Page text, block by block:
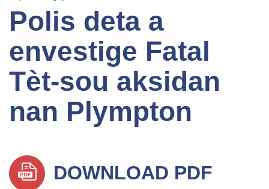
Polis deta a
envestige Fatal
Tèt-sou aksidan
nan Plympton
DOWNLOAD PDF